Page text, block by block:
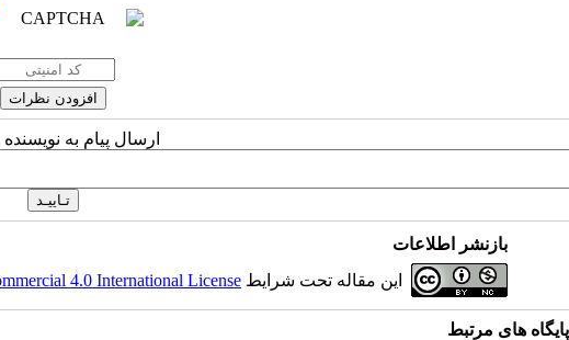
ارسال پیام به
بازنشر اطلاعات
این مقاله تحت شرایط 4.0 International License
پایگاه های مرتبط